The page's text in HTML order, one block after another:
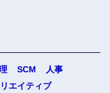
SCM
人事
エイティブ